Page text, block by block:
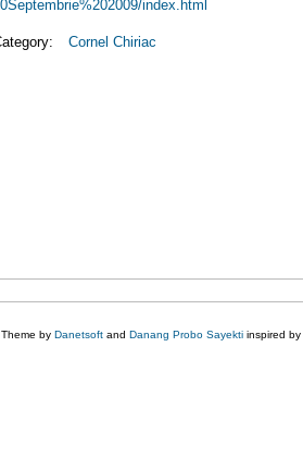
index.html
Cornel Chiriac
Theme by Danetsoft and Danang Probo Sayekti inspired by